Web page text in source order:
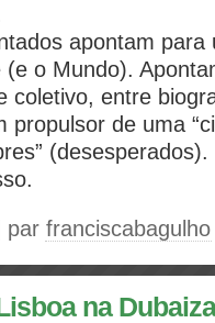
apontam para
o Mundo).
coletivo, entre
propulsor de uma
par franciscabagulho
na